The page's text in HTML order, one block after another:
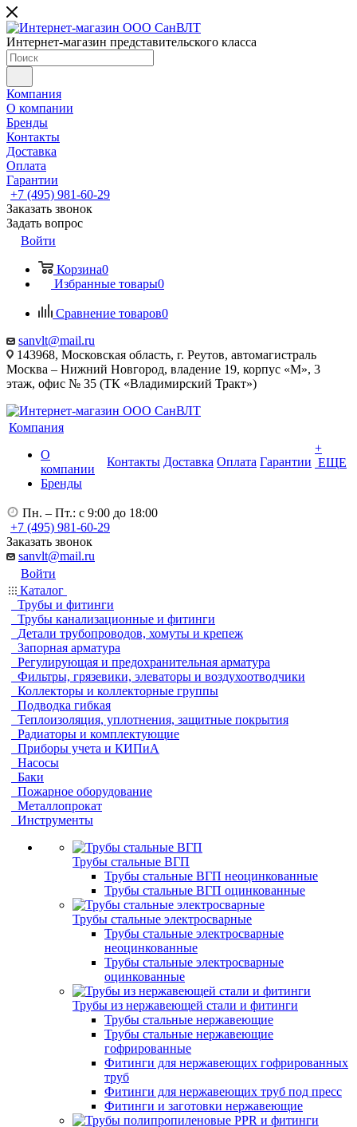
Интернет-магазин представительского класса
Компания
О компании
Бренды
Контакты
Доставка
Оплата
Гарантии
+7 (495) 981-60-29
Заказать звонок
Задать вопрос
Войти
Корзина0
Избранные товары0
Сравнение товаров0
sanvlt@mail.ru
143968, Московская область, г. Реутов, автомагистраль
Москва – Нижний Новгород, владение 19, корпус «М», 3
этаж, офис № 35 (ТК «Владимирский Тракт»)
Компания
О
компании
Бренды
Контакты Доставка Оплата Гарантии
+
ЕЩЕ
Пн. – Пт.: с 9:00 до 18:00
+7 (495) 981-60-29
Заказать звонок
sanvlt@mail.ru
Войти
Каталог
Трубы и фитинги
Трубы канализационные и фитинги
Детали трубопроводов, хомуты и крепеж
Запорная арматура
Регулирующая и предохранительная арматура
Фильтры, грязевики, элеваторы и воздухоотводчики
Коллекторы и коллекторные группы
Подводка гибкая
Теплоизоляция, уплотнения, защитные покрытия
Радиаторы и комплектующие
Приборы учета и КИПиА
Насосы
Баки
Пожарное оборудование
Металлопрокат
Инструменты
Трубы стальные ВГП
Трубы стальные ВГП неоцинкованные
Трубы стальные ВГП оцинкованные
Трубы стальные электросварные
Трубы стальные электросварные
неоцинкованные
Трубы стальные электросварные
оцинкованные
Трубы из нержавеющей стали и фитинги
Трубы стальные нержавеющие
Трубы стальные нержавеющие
гофрированные
Фитинги для нержавеющих гофрированных
труб
Фитинги для нержавеющих труб под пресс
Фитинги и заготовки нержавеющие